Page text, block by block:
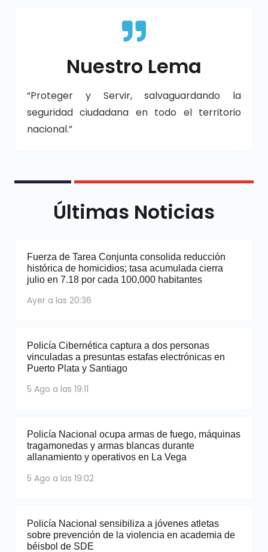
Nuestro Lema
“Proteger y Servir, salvaguardando la
seguridad ciudadana en todo el territorio
nacional.”
Últimas Noticias
Fuerza de Tarea Conjunta consolida reducción
histórica de homicidios; tasa acumulada cierra
julio en 7.18 por cada 100,000 habitantes
Ayer a las 20:36
Policía Cibernética captura a dos personas
vinculadas a presuntas estafas electrónicas en
Puerto Plata y Santiago
5 Ago a las 19:11
Policía Nacional ocupa armas de fuego, máquinas
tragamonedas y armas blancas durante
allanamiento y operativos en La Vega
5 Ago a las 19:02
Policía Nacional sensibiliza a jóvenes atletas
sobre prevención de la violencia en academia de
béisbol de SDE